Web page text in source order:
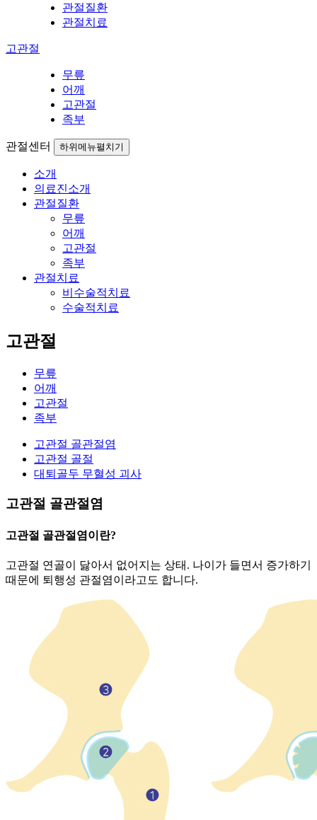
관절질환
관절치료
고관절
무릎
어깨
고관절
족부
관절센터 하위메뉴펼치기
소개
의료진소개
관절질환
무릎
어깨
고관절
족부
관절치료
비수술적치료
수술적치료
고관절
무릎
어깨
고관절
족부
고관절 골관절염
고관절 골절
대퇴골두 무혈성 괴사
고관절 골관절염
고관절 골관절염이란?
고관절 연골이 닳아서 없어지는 상태. 나이가 들면서 증가하기
때문에 퇴행성 관절염이라고도 합니다.